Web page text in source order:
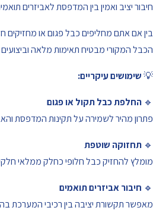
חיבור יציב ואמין בין המדפסת לאביזרים
בין אם אתם מחליפים כבל פגום או מחזיקים
הכבל המקורי מבטיח תאימות מלאה וביצועים
💡שימושים עיקריים:
🔹 החלפת כבל תקול או פגום
פתרון מהיר לשמירה על תקינות המדפסת
🔹 תחזוקה שוטפת
מומלץ להחזיק כבל חלופי כחלק ממלאי
🔹 חיבור אביזרים תואמים
מאפשר תקשורת יציבה בין רכיבי המערכת